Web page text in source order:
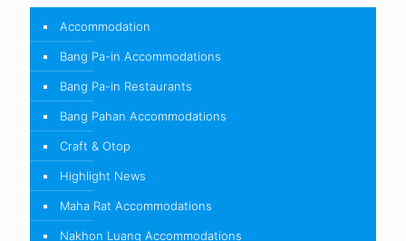
Temple – Ancient Remains
Tha Ruea Accommodations
Tourism News
Tourist Attraction
Uncategorized
Uncategorized @en
Uncategorized @th
Uthai Accommodations